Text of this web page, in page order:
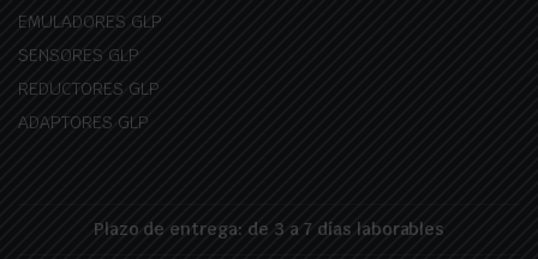
EMULADORES GLP
SENSORES GLP
REDUCTORES GLP
ADAPTORES GLP
Plazo de entrega: de 3 a 7 días laborables